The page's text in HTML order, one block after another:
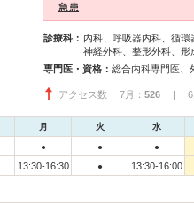
急患
診療科： 内科、呼吸器内科、循
神経外科、整形外科、
専門医・資格：
アクセス数 7月： 526 | 6
月 火 水
● ● ●
13:30-16:30 ● 13:30-16:00